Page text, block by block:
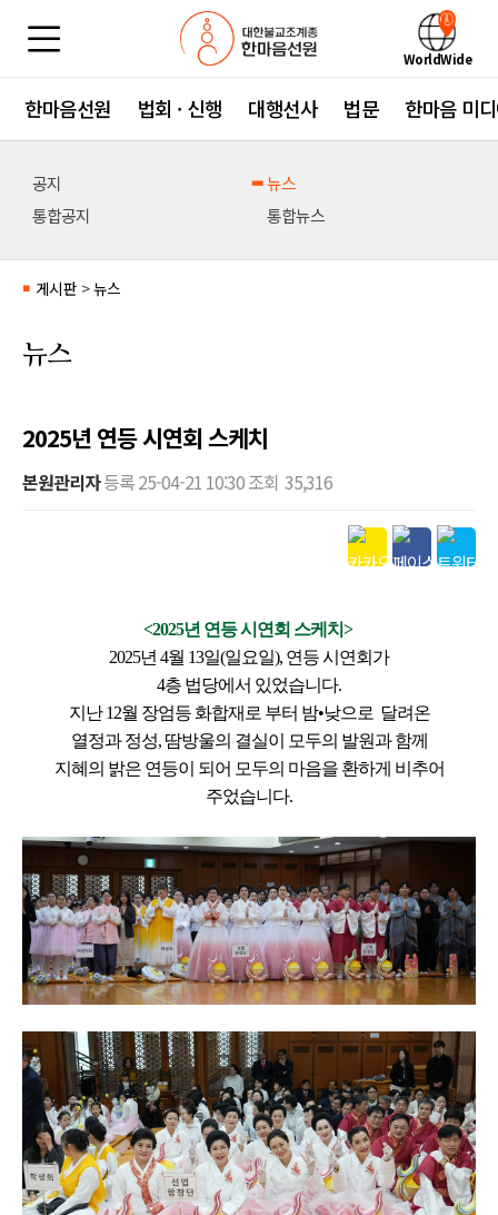
WorldWide
한마음선원 법회 · 신행 대행선사 법문 한마음 미
공지
뉴스
통합공지
통합뉴스
■ 게시판 >뉴스
뉴스
2025년 연등 시연회 스케치
본원관리자등록25-04-21 10:30조회 35,316
<2025년 연등 시연회 스케치>
2025년 4월 13일(일요일), 연등 시연회가
4층 법당에서 있었습니다.
지난 12월 장엄등 화합재로 부터 밤•낮으로 달려온
열정과 정성, 땀방울의 결실이 모두의 발원과 함께
지혜의 밝은 연등이 되어 모두의 마음을 환하게 비추어
주었습니다.